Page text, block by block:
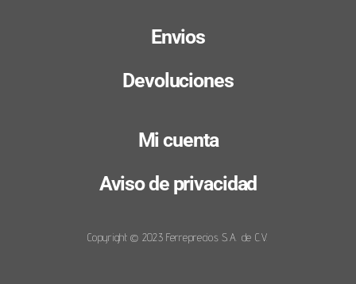
Envios
Devoluciones
Mi cuenta
Aviso de privacidad
Copyright © 2023 Ferreprecios S.A. de C.V.